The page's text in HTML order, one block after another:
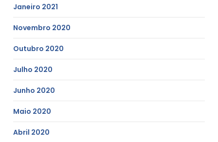
Janeiro 2021
Novembro 2020
Outubro 2020
Julho 2020
Junho 2020
Maio 2020
Abril 2020